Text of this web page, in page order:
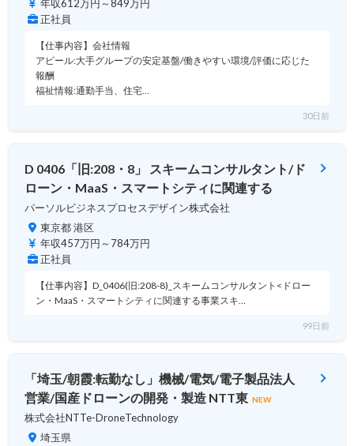
年収612万円～849万円
正社員
【仕事内容】会社情報
アピール:大手グループの安定基盤/働きやすい環境/評価に応じた
報酬
福祉情報:通勤手当、住宅…
30日前
D 0406「旧:208・8」 スキームコンサルタント/ド
ローン・MaaS・スマートシティに関連する
パーソルビジネスプロセスデザイン株式会社
東京都 港区
年収457万円～784万円
正社員
【仕事内容】D_0406(旧:208-8)_スキームコンサルタント<ドロー
ン・MaaS・スマートシティに関連する事業スキ…
99日前
「埼玉/朝霞:転勤なし」機械/電気/電子製品法人
営業/国産ドローンの開発・製造 NTT東 NEW
株式会社NTTe-DroneTechnology
埼玉県